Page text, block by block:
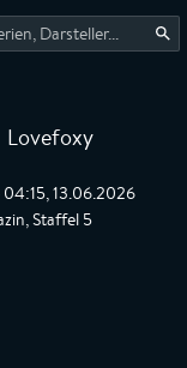
Lovefoxy
04:15, 13.06.2026
Staffel 5